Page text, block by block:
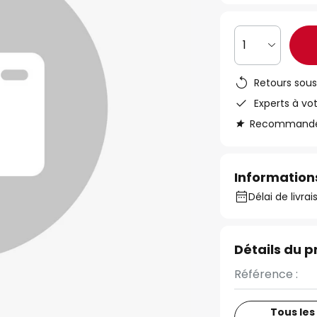
1
Retours
Experts à
Délai de
Détails du
Référence :
Tous